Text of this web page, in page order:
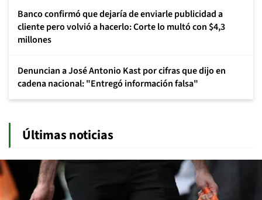
Banco confirmó que dejaría de enviarle publicidad a
cliente pero volvió a hacerlo: Corte lo multó con $4,3
millones
Denuncian a José Antonio Kast por cifras que dijo en
cadena nacional: "Entregó información falsa"
Últimas noticias